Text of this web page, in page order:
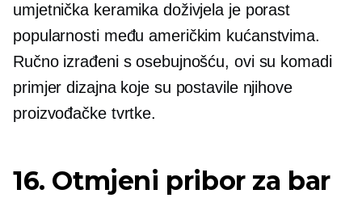
umjetnička keramika doživjela je porast
popularnosti među američkim kućanstvima.
Ručno izrađeni s osebujnošću, ovi su komadi
primjer dizajna koje su postavile njihove
proizvođačke tvrtke.
16. Otmjeni pribor za bar